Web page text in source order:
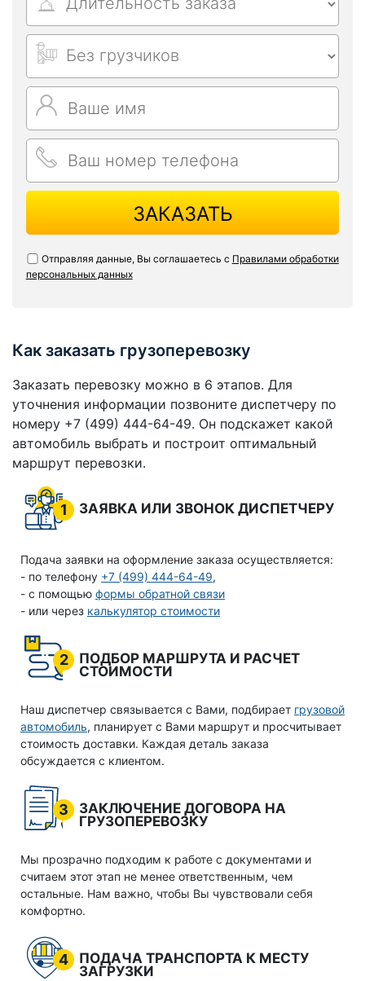
ЗАКАЗАТЬ
Отправляя данные, Вы соглашаетесь с Правилами обработки
персональных данных
Как заказать грузоперевозку
Заказать перевозку можно в 6 этапов. Для
уточнения информации позвоните диспетчеру по
номеру +7 (499) 444-64-49. Он подскажет какой
автомобиль выбрать и построит оптимальный
маршрут перевозки.
1 ЗАЯВКА ИЛИ ЗВОНОК ДИСПЕТЧЕРУ
Подача заявки на оформление заказа осуществляется:
- по телефону +7 (499) 444-64-49,
- с помощью формы обратной связи
- или через калькулятор стоимости
2
ПОДБОР МАРШРУТА И РАСЧЕТ
СТОИМОСТИ
Наш диспетчер связывается с Вами, подбирает грузовой
автомобиль, планирует с Вами маршрут и просчитывает
стоимость доставки. Каждая деталь заказа
обсуждается с клиентом.
3
ЗАКЛЮЧЕНИЕ ДОГОВОРА НА
ГРУЗОПЕРЕВОЗКУ
Мы прозрачно подходим к работе с документами и
считаем этот этап не менее ответственным, чем
остальные. Нам важно, чтобы Вы чувствовали себя
комфортно.
4
ПОДАЧА ТРАНСПОРТА К МЕСТУ
ЗАГРУЗКИ